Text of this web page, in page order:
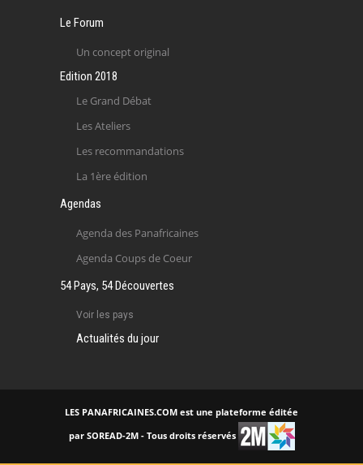
Le Forum
Un concept original
Edition 2018
Le Grand Débat
Les Ateliers
Les recommandations
La 1ère édition
Agendas
Agenda des Panafricaines
Agenda Coups de Coeur
54 Pays, 54 Découvertes
Voir les pays
Actualités du jour
LES PANAFRICAINES.COM est une plateforme éditée
par SOREAD-2M - Tous droits réservés